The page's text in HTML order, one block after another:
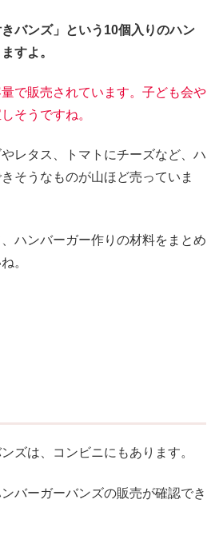
バンズ」という10個入りのハン
すよ。
で販売されています。子ども会や
そうですね。
レタス、トマトにチーズなど、ハ
そうなものが山ほど売っていま
ハンバーガー作りの材料をまとめ
。
ズは、コンビニにもあります。
バーガーバンズの販売が確認でき